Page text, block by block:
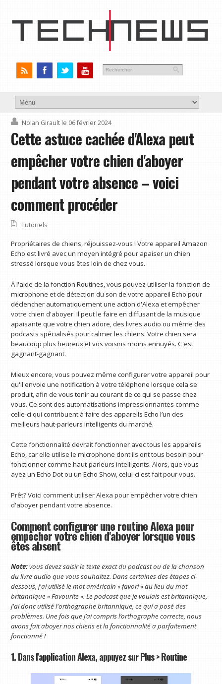
Nolan Girault le 06 février 2024
Cette astuce cachée d'Alexa peut
empêcher votre chien d'aboyer
pendant votre absence – voici
comment procéder
Tutoriels
Propriétaires de chiens, réjouissez-vous ! Votre appareil Amazon
Echo est livré avec un moyen intégré pour apaiser un chien
stressé lorsque vous êtes loin de chez vous.
À l'aide de la fonction Routines, vous pouvez utiliser la fonction de
microphone et de détection du son de votre appareil Echo pour
déclencher automatiquement une action d'Alexa et empêcher
votre chien d'aboyer. Il peut le faire en diffusant de la musique
apaisante que votre chien adore, des livres audio ou même des
podcasts spécialisés pour calmer les chiens. Votre chien sera
beaucoup plus heureux et vos voisins moins ennuyés. C'est
gagnant-gagnant.
Mieux encore, vous pouvez même configurer votre appareil pour
qu'il envoie une notification à votre téléphone lorsque cela se
produit, afin de vous tenir au courant de ce qui se passe chez
vous. Ce sont des automatisations impressionnantes comme
celle-ci qui contribuent à faire des appareils Echo l’un des
meilleurs haut-parleurs intelligents du marché.
Cette fonctionnalité devrait fonctionner avec tous les appareils
Echo, car elle utilise le microphone dont ils ont tous besoin pour
fonctionner comme haut-parleurs intelligents. Alors, que vous
ayez un Echo Dot ou un Echo Show, celui-ci est fait pour vous.
Prêt? Voici comment utiliser Alexa pour empêcher votre chien
d'aboyer pendant votre absence.
Comment configurer une routine Alexa pour
empêcher votre chien d'aboyer lorsque vous
êtes absent
Note:vous devez saisir le texte exact du podcast ou de la chanson
du livre audio que vous souhaitez. Dans certaines des étapes ci-
dessous, j'ai utilisé le mot américain « favori » au lieu du mot
britannique « Favourite ». Le podcast que je voulais est britannique,
j'ai donc utilisé l'orthographe britannique, ce qui a posé des
problèmes. Une fois que j’ai compris l’orthographe correcte, nous
avons fait aboyer nos chiens et la fonctionnalité a parfaitement
fonctionné !
1. Dans l'application Alexa, appuyez sur Plus > Routine